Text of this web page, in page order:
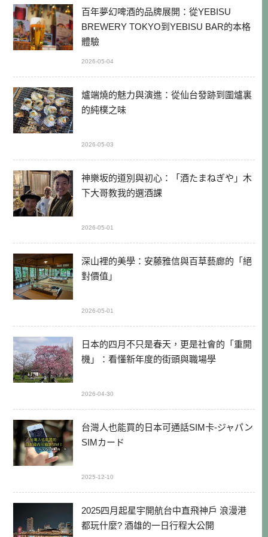
百年夢幻啤酒的品牌展開：從YEBISU
BREWERY TOKYO到YEBISU BAR的本格
體驗
2026-05-04
爐端燒的魅力與演進：從仙台發跡到圍爐裏
的純樸之味
2026-05-03
神樂坂的道別與初心：「酒たまねぎや」木
下大哥教我的選酒課
2026-05-01
深山裡的美學：安藤雅信與百草藝廊的「絕
對價值」
2026-05-01
日本的四月不只是春天，更是社會的「重開
機」：看懂新年度的街頭與職場學
2026-04-30
台灣人也能買的日本可通話SIM卡-ジャパン
SIMカード
2025-12-10
2025四月起星宇開航台中直飛神戶 浪漫港
都玩什麼? 酒雄的一日行程大公開